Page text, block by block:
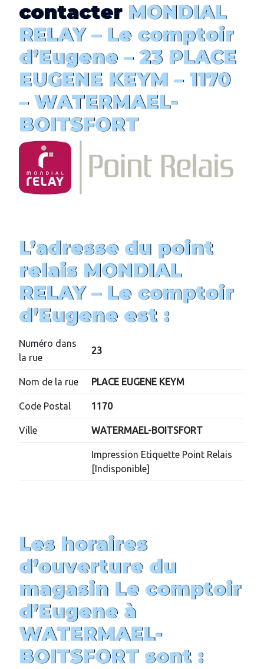
contacterMONDIAL
RELAY – Le comptoir
d’Eugene– 23 PLACE
EUGENE KEYM – 1170
– WATERMAEL-
BOITSFORT
L’adresse du point
relais MONDIAL
RELAY – Le comptoir
d’Eugene est :
Numéro dans
la rue
23
Nom de la rue PLACE EUGENE KEYM
Code Postal 1170
Ville WATERMAEL-BOITSFORT
Impression Etiquette Point Relais
[Indisponible]
Les horaires
d’ouverture du
magasin Le comptoir
d’Eugeneà
WATERMAEL-
BOITSFORT sont :